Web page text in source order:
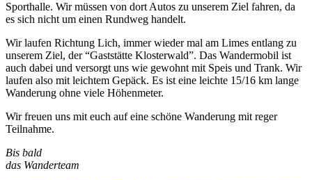
Sporthalle. Wir müssen von dort Autos zu unserem Ziel fahren, da
es sich nicht um einen Rundweg handelt.
Wir laufen Richtung Lich, immer wieder mal am Limes entlang zu
unserem Ziel, der “Gaststätte Klosterwald”. Das Wandermobil ist
auch dabei und versorgt uns wie gewohnt mit Speis und Trank. Wir
laufen also mit leichtem Gepäck. Es ist eine leichte 15/16 km lange
Wanderung ohne viele Höhenmeter.
Wir freuen uns mit euch auf eine schöne Wanderung mit reger
Teilnahme.
Bis bald
das Wanderteam